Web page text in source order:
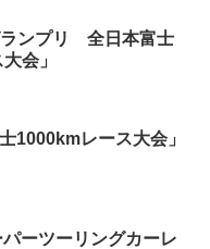
ランプリ 全日本富士
会」
1000kmレース大会」
パーツーリングカーレ